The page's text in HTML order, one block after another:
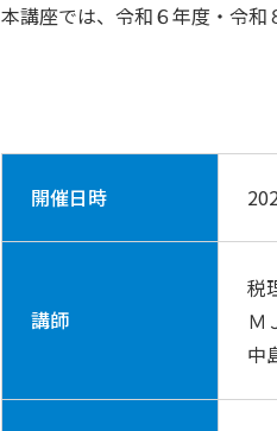
本講座では、令和６年度・令
開催日時
講師
税
Ｍ
中